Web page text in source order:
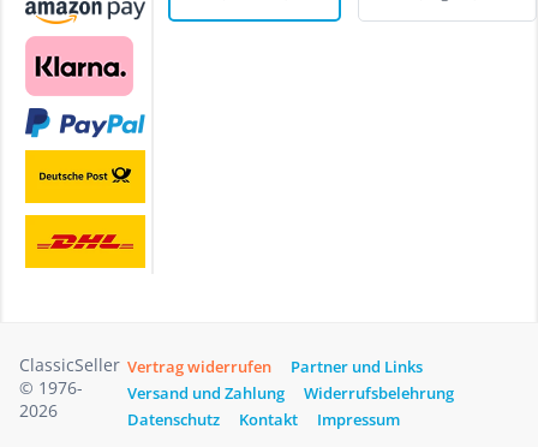
ClassicSeller
© 1976-
2026
Vertrag widerrufen
Partner und Links
Versand und Zahlung
Widerrufsbelehrung
Datenschutz
Kontakt Impressum